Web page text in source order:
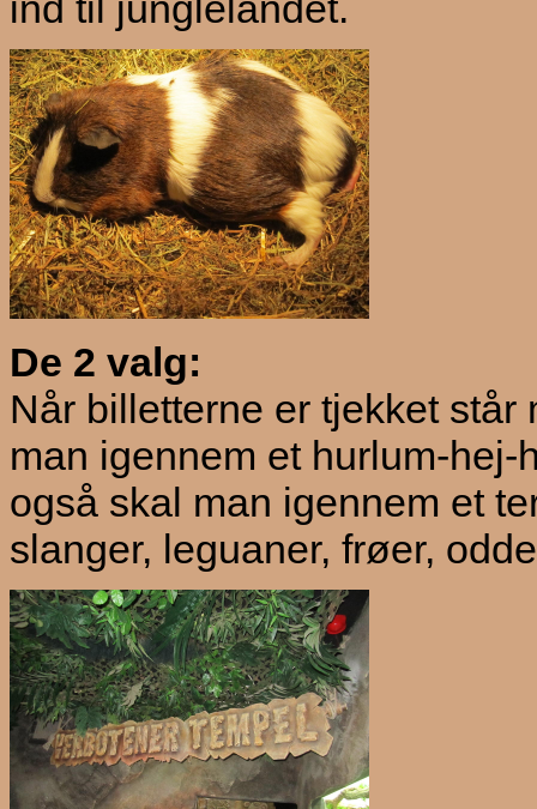
De 2 valg:
Når billetterne er tjekket
man igennem et hurlum-
også skal man igennem et
slanger, leguaner, frøer,